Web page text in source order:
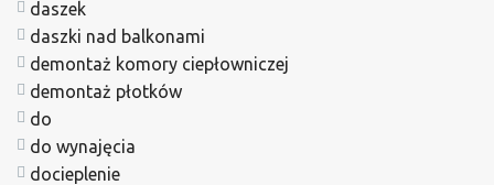
daszek
daszki nad balkonami
demontaż komory ciepłowniczej
demontaż płotków
do
do wynajęcia
docieplenie